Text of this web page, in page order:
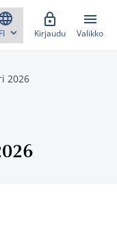
Kirjaudu Valikko
2026